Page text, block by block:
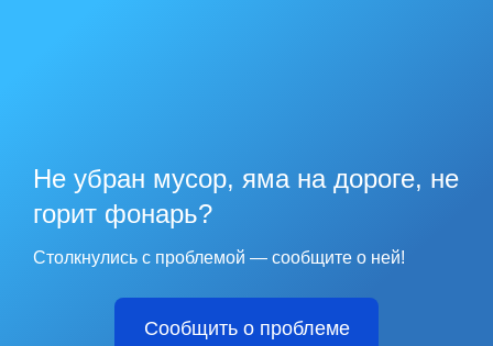
Не убран мусор, яма на дороге, не
горит фонарь?
Столкнулись с проблемой — сообщите о ней!
Сообщить о проблеме